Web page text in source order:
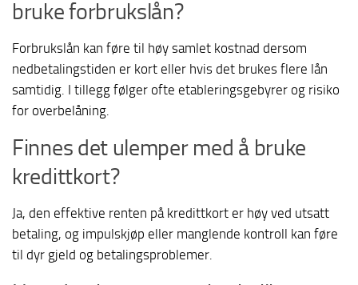
bruke forbrukslån?
Forbrukslån kan føre til høy samlet kostnad dersom
nedbetalingstiden er kort eller hvis det brukes flere lån
samtidig. I tillegg følger ofte etableringsgebyrer og risiko
for overbelåning.
Finnes det ulemper med å bruke
kredittkort?
Ja, den effektive renten på kredittkort er høy ved utsatt
betaling, og impulskjøp eller manglende kontroll kan føre
til dyr gjeld og betalingsproblemer.